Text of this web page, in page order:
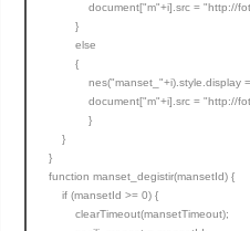
document["m"+i].src = "http://
}
else
{
nes("manset_"+i).style.display =
document["m"+i].src = "http://
}
}
}
function manset_degistir(mansetId) {
if (mansetId >= 0) {
clearTimeout(mansetTimeout);